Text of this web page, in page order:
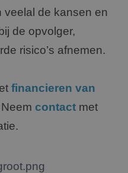
veelal de kansen en
de opvolger,
risico’s afnemen.
financieren van
contact met